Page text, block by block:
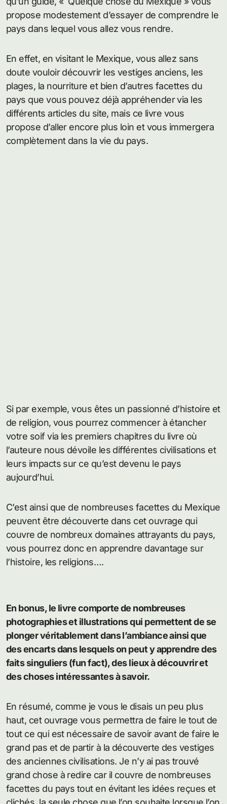
propose modestement d’essayer de comprendre le
pays dans lequel vous allez vous rendre.
En effet, en visitant le Mexique, vous allez sans
doute vouloir découvrir les vestiges anciens, les
plages, la nourriture et bien d’autres facettes du
pays que vous pouvez déjà appréhender via les
différents articles du site, mais ce livre vous
propose d’aller encore plus loin et vous immergera
complètement dans la vie du pays.
Si par exemple, vous êtes un passionné d’histoire et
de religion, vous pourrez commencer à étancher
votre soif via les premiers chapitres du livre où
l’auteure nous dévoile les différentes civilisations et
leurs impacts sur ce qu’est devenu le pays
aujourd’hui.
C’est ainsi que de nombreuses facettes du Mexique
peuvent être découverte dans cet ouvrage qui
couvre de nombreux domaines attrayants du pays,
vous pourrez donc en apprendre davantage sur
l’histoire, les religions….
En bonus, le livre comporte de nombreuses
photographies et illustrations qui permettent de se
plonger véritablement dans l’ambiance ainsi que
des encarts dans lesquels on peut y apprendre des
faits singuliers (fun fact), des lieux à découvrir et
des choses intéressantes à savoir.
En résumé, comme je vous le disais un peu plus
haut, cet ouvrage vous permettra de faire le tout de
tout ce qui est nécessaire de savoir avant de faire le
grand pas et de partir à la découverte des vestiges
des anciennes civilisations. Je n’y ai pas trouvé
grand chose à redire car il couvre de nombreuses
facettes du pays tout en évitant les idées reçues et